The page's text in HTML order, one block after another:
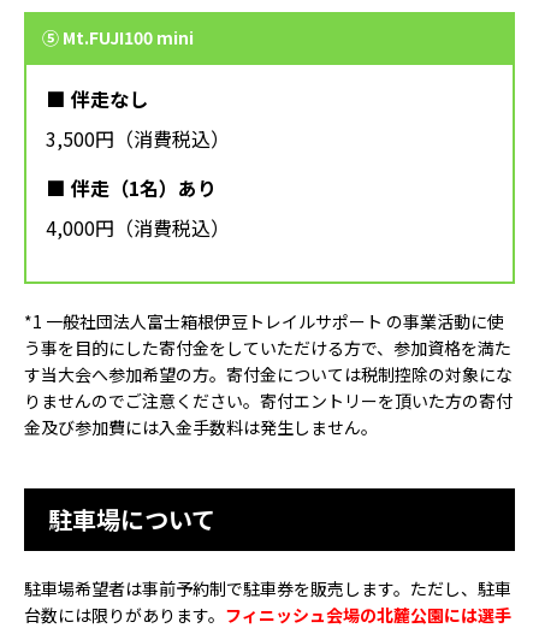
⑤ Mt.FUJI100 mini
伴走なし
3,500円（消費税込）
伴走（1名）あり
4,000円（消費税込）
*1 一般社団法人富士箱根伊豆トレイルサポート の事業活動に使
う事を目的にした寄付金をしていただける方で、参加資格を満た
す当大会へ参加希望の方。寄付金については税制控除の対象にな
りませんのでご注意ください。寄付エントリーを頂いた方の寄付
金及び参加費には入金手数料は発生しません。
駐車場について
駐車場希望者は事前予約制で駐車券を販売します。ただし、駐車
台数には限りがあります。 フィニッシュ会場の北麓公園には選手